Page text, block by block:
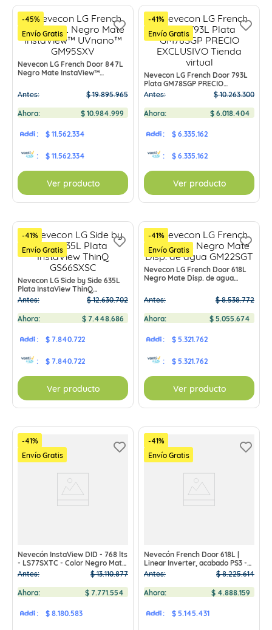
-45%
Envío Gratis
Nevecon LG French Door 847L
Negro Mate InstaView™
Antes:
$ 19.895.965
Ahora: $ 10.984.999
: $ 11.562.334
: $ 11.562.334
Ver producto
-41%
Envío Gratis
Nevecon LG French Door 793L
Plata GM78SGP PRECIO
EXCLUSIVO Tienda virtual
Antes: $ 10.263.300
Ahora: $ 6.018.404
: $ 6.335.162
: $ 6.335.162
Ver producto
-41%
Envío Gratis
Nevecon LG Side by Side 635L
Plata InstaView ThinQ
GS66SXSC
Antes: $ 12.630.702
Ahora: $ 7.448.686
: $ 7.840.722
: $ 7.840.722
Ver producto
-41%
Envío Gratis
Nevecon LG French Door 618L
Negro Mate Disp. de agua
Antes:
$ 8.538.772
Ahora: $ 5.055.674
: $ 5.321.762
: $ 5.321.762
Ver producto
-41%
Envío Gratis
Nevecón InstaView DID - 768 lts
- LS77SXTC - Color Negro Mate
PRECIO EXCLUSIVO Tienda
Antes: $ 13.110.877
Ahora: $ 7.771.554
: $ 8.180.583
-41%
Envío Gratis
Nevecón French Door 618L |
Linear Inverter, acabado PS3 -
LM22SGP PRECIO EXCLUSIVO
Antes: $ 8.225.614
Ahora: $ 4.888.159
: $ 5.145.431